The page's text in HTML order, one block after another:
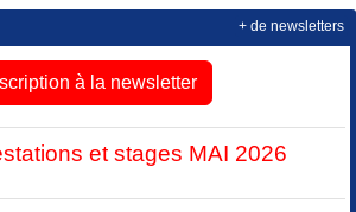
à la newsletter
et stages MAI 2026
+ de newsletters